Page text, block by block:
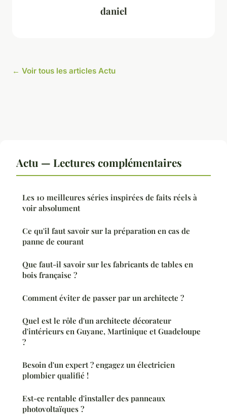
daniel
← Voir tous les articles Actu
Actu — Lectures complémentaires
Les 10 meilleures séries inspirées de faits réels à
voir absolument
Ce qu'il faut savoir sur la préparation en cas de
panne de courant
Que faut-il savoir sur les fabricants de tables en
bois française ?
Comment éviter de passer par un architecte ?
Quel est le rôle d'un architecte décorateur
d'intérieurs en Guyane, Martinique et Guadeloupe
?
Besoin d'un expert ? engagez un électricien
plombier qualifié !
Est-ce rentable d'installer des panneaux
photovoltaïques ?